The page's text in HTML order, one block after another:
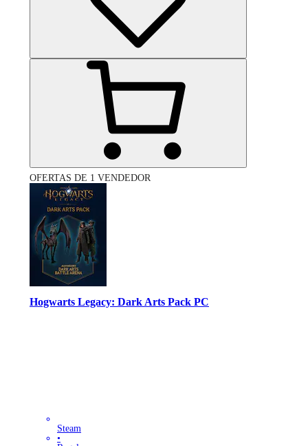
OFERTAS DE 1 VENDEDOR
Hogwarts Legacy: Dark Arts Pack PC
Steam
•